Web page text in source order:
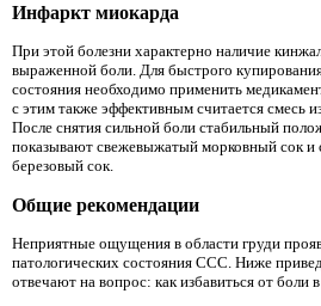
Инфаркт миокарда
При этой болезни характерно наличие
выраженной боли. Для быстрого
состояния необходимо применить
с этим также эффективным считается смесь
После снятия сильной боли стабильный
показывают свежевыжатый морковный сок и
березовый сок.
Общие рекомендации
Неприятные ощущения в области груди
патологических состояния ССС. Ниже
отвечают на вопрос: как избавиться от боли